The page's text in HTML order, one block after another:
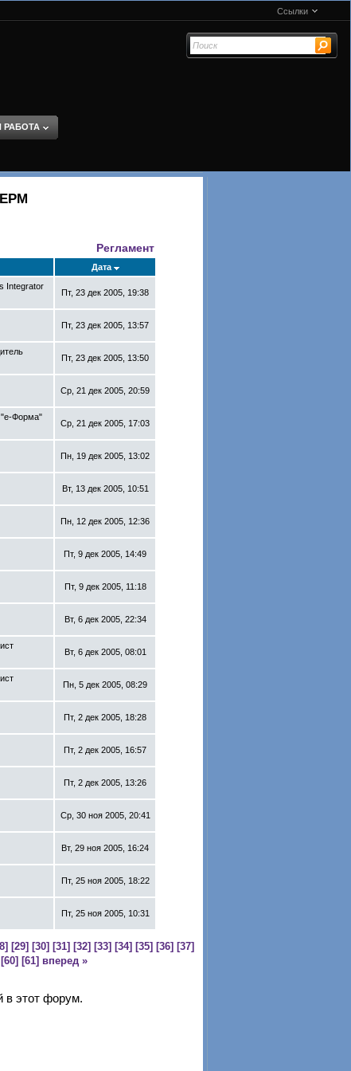
Ссылки
РАБОТА
Регламент
Дата
Integrator
Пт, 23 дек 2005, 19:38
Пт, 23 дек 2005, 13:57
Пт, 23 дек 2005, 13:50
Ср, 21 дек 2005, 20:59
"е-Форма"
Ср, 21 дек 2005, 17:03
Пн, 19 дек 2005, 13:02
Вт, 13 дек 2005, 10:51
Пн, 12 дек 2005, 12:36
Пт, 9 дек 2005, 14:49
Пт, 9 дек 2005, 11:18
Вт, 6 дек 2005, 22:34
Вт, 6 дек 2005, 08:01
Пн, 5 дек 2005, 08:29
Пт, 2 дек 2005, 18:28
Пт, 2 дек 2005, 16:57
Пт, 2 дек 2005, 13:26
Ср, 30 ноя 2005, 20:41
Вт, 29 ноя 2005, 16:24
Пт, 25 ноя 2005, 18:22
Пт, 25 ноя 2005, 10:31
[29] [30] [31] [32] [33] [34] [35] [36] [37]
[60] [61] вперед »
в этот форум.